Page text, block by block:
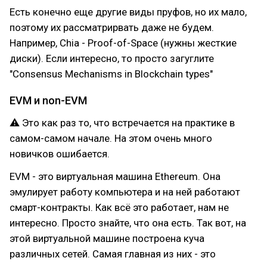
Есть конечно еще другие виды пруфов, но их мало,
поэтому их рассматрирвать даже не будем.
Например, Chia - Proof-of-Space (нужны жесткие
диски). Если интересно, то просто загуглите
"Consensus Mechanisms in Blockchain types"
EVM и non-EVM
⚠ Это как раз то, что встречается на практике в
самом-самом начале. На этом очень много
новичков ошибается.
EVM - это виртуальная машина Ethereum. Она
эмулирует работу компьютера и на ней работают
смарт-контракты. Как всё это работает, нам не
интересно. Просто знайте, что она есть. Так вот, на
этой виртуальной машине построена куча
различных сетей. Самая главная из них - это